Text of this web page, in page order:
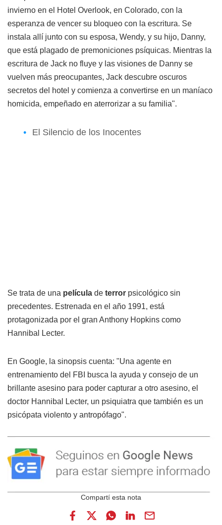
invierno en el Hotel Overlook, en Colorado, con la
esperanza de vencer su bloqueo con la escritura. Se
instala allí junto con su esposa, Wendy, y su hijo, Danny,
que está plagado de premoniciones psíquicas. Mientras la
escritura de Jack no fluye y las visiones de Danny se
vuelven más preocupantes, Jack descubre oscuros
secretos del hotel y comienza a convertirse en un maníaco
homicida, empeñado en aterrorizar a su familia".
El Silencio de los Inocentes
Se trata de una película de terror psicológico sin
precedentes. Estrenada en el año 1991, está
protagonizada por el gran Anthony Hopkins como
Hannibal Lecter.
En Google, la sinopsis cuenta: "Una agente en
entrenamiento del FBI busca la ayuda y consejo de un
brillante asesino para poder capturar a otro asesino, el
doctor Hannibal Lecter, un psiquiatra que también es un
psicópata violento y antropófago".